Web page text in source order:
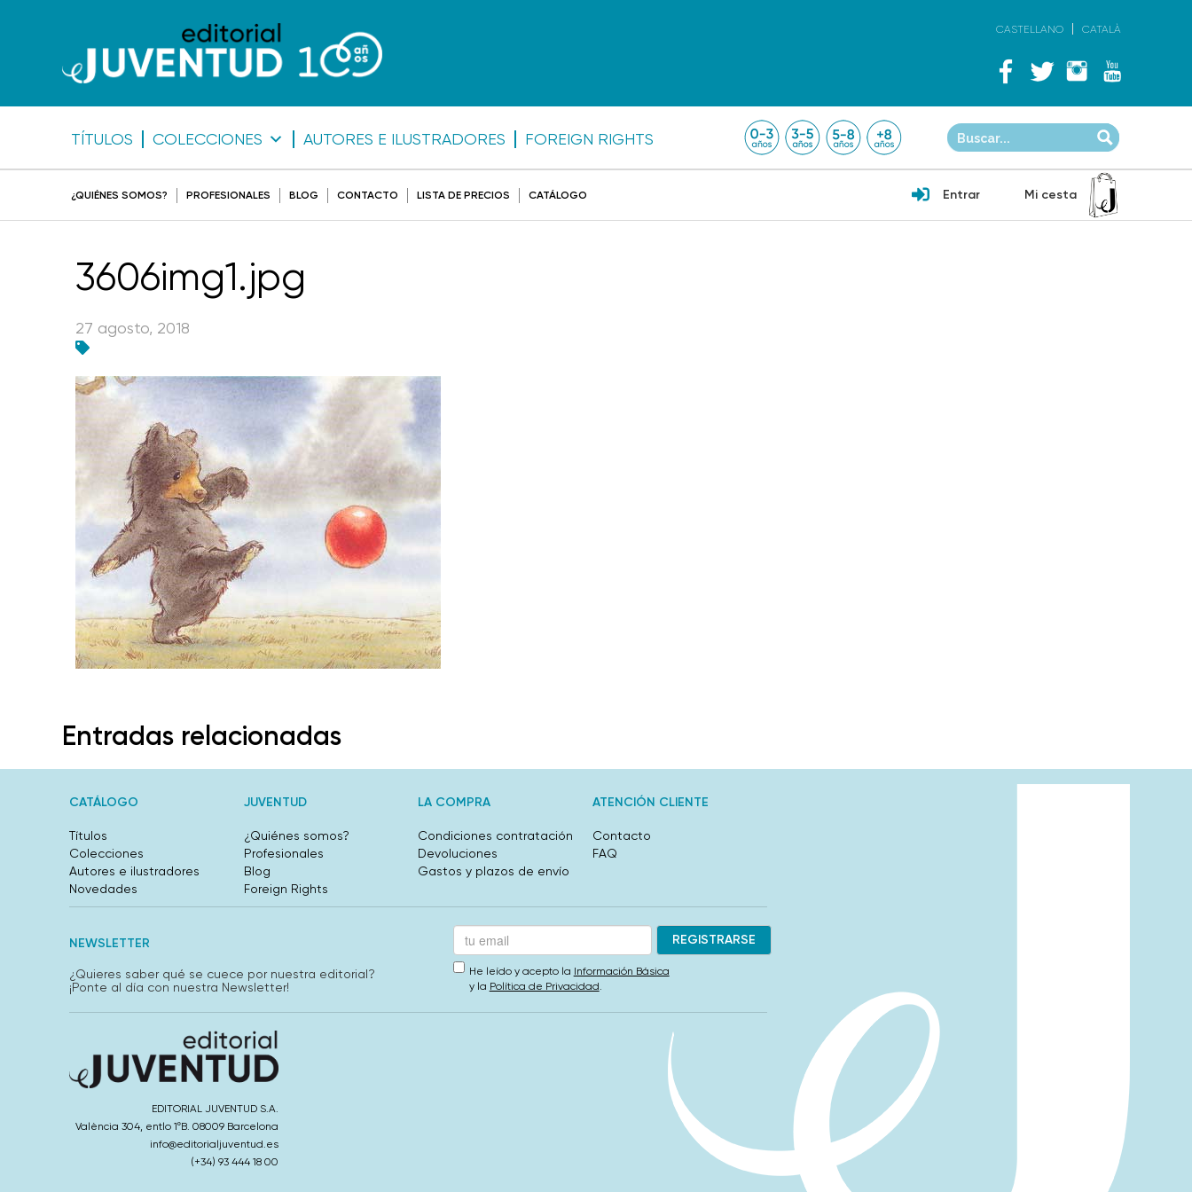
CASTELLANO CATALÀ
TÍTULOS COLECCIONES AUTORES E ILUSTRADORES FOREIGN RIGHTS
¿QUIÉNES SOMOS? PROFESIONALES BLOG CONTACTO LISTA DE PRECIOS CATÁLOGO Entrar Mi cesta
3606img1.jpg
27 agosto, 2018
Entradas relacionadas
CATÁLOGO
Títulos
Colecciones
Autores e ilustradores
Novedades
JUVENTUD
¿Quiénes somos?
Profesionales
Blog
Foreign Rights
LA COMPRA
Condiciones contratación
Devoluciones
Gastos y plazos de envío
ATENCIÓN CLIENTE
Contacto
FAQ
NEWSLETTER
¿Quieres saber qué se cuece por nuestra editorial?
¡Ponte al día con nuestra Newsletter!
He leído y acepto la Información Básica
y la Política de Privacidad.
EDITORIAL JUVENTUD S.A.
València 304, entlo 1ºB. 08009 Barcelona
info@editorialjuventud.es
(+34) 93 444 18 00